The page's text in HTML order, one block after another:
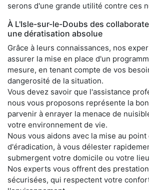
serons d'une grande utilité contre ces
À L'Isle-sur-le-Doubs des
une dératisation absolue
Grâce à leurs connaissances, nos
assurer la mise en place d'un
mesure, en tenant compte de vos
dangerosité de la situation.
Vous devez savoir que l'assistance
nous vous proposons représente la
parvenir à enrayer la menace de
votre environnement de vie.
Nous vous aidons avec la mise au
d'éradication, à vous délester
submergent votre domicile ou votre
Nos experts vous offrent des
sécurisées, qui respectent votre